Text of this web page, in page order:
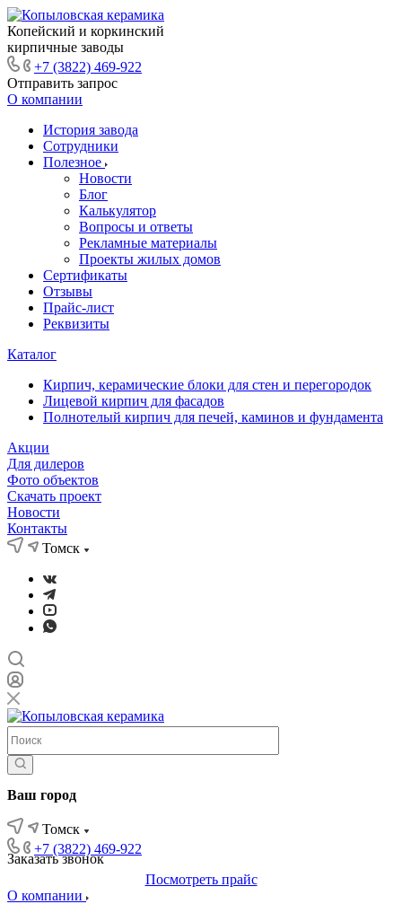
Копейский и коркинский
кирпичные заводы
+7 (3822) 469-922
Отправить запрос
О компании
История завода
Сотрудники
Полезное
Новости
Блог
Калькулятор
Вопросы и ответы
Рекламные материалы
Проекты жилых домов
Сертификаты
Отзывы
Прайс-лист
Реквизиты
Каталог
Кирпич, керамические блоки для стен и перегородок
Лицевой кирпич для фасадов
Полнотелый кирпич для печей, каминов и фундамента
Акции
Для дилеров
Фото объектов
Скачать проект
Новости
Контакты
Томск
Ваш город
Томск
+7 (3822) 469-922
Заказать звонок
Посмотреть прайс
О компании